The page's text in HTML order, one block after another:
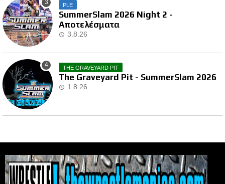
PLE
SummerSlam 2026 Night 2 -
Αποτελέσματα
3.8.26
THE GRAVEYARD PIT
The Graveyard Pit - SummerSlam 2026
1.8.26